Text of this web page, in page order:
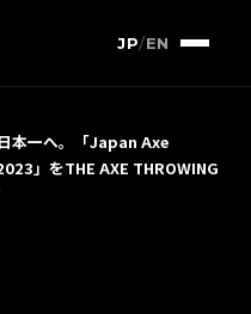
JP/EN
本一へ。「Japan Axe
」をTHE AXE THROWING